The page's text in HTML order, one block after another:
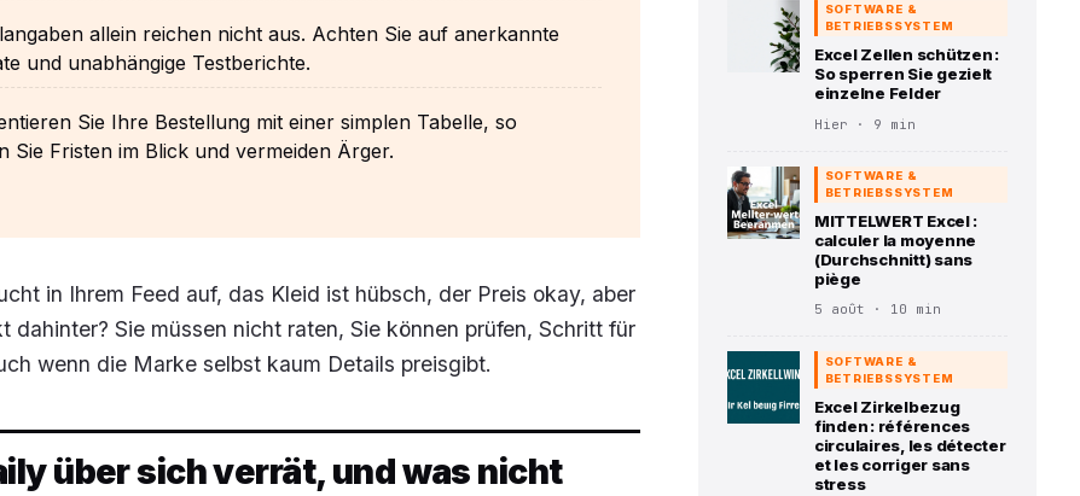
allein reichen nicht aus. Achten Sie auf anerkannte
und unabhängige Testberichte.
Sie Ihre Bestellung mit einer simplen Tabelle, so
Sie Fristen im Blick und vermeiden Ärger.
in Ihrem Feed auf, das Kleid ist hübsch, der Preis okay, aber
dahinter? Sie müssen nicht raten, Sie können prüfen, Schritt für
wenn die Marke selbst kaum Details preisgibt.
über sich verrät, und was nicht
SOFTWARE &
BETRIEBSSYSTEM
Excel Zellen schützen :
So sperren Sie gezielt
einzelne Felder
Hier · 9 min
SOFTWARE &
BETRIEBSSYSTEM
MITTELWERT Excel :
calculer la moyenne
(Durchschnitt) sans
piège
5 août · 10 min
SOFTWARE &
BETRIEBSSYSTEM
Excel Zirkelbezug
finden : références
circulaires, les détecter
et les corriger sans
stress